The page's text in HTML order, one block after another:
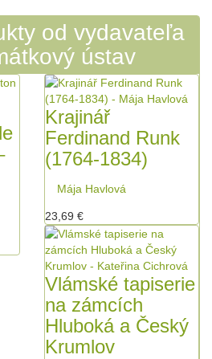
od vydavateľa
ústav
Krajinář
Ferdinand Runk
(1764-1834)
Mája Havlová
23,69 €
Vlámské tapiserie
na zámcích
Hluboká a Český
Krumlov